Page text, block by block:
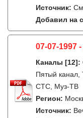
Источник:
Добавил на
07-07-1997
Каналы [12]:
Пятый канал,
СТС, Муз-ТВ
Регион:
Источник: